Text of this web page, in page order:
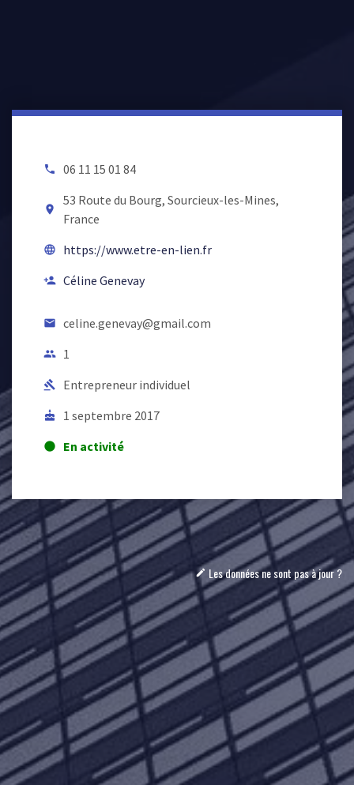
local_phone 06 11 15 01 84
room
53 Route du Bourg, Sourcieux-les-Mines,
France
language https://www.etre-en-lien.fr
person_add Céline Genevay
email celine.genevay@gmail.com
people 1
gavel Entrepreneur individuel
cake 1 septembre 2017
lens En activité
mode_edit Les données ne sont pas à jour ?